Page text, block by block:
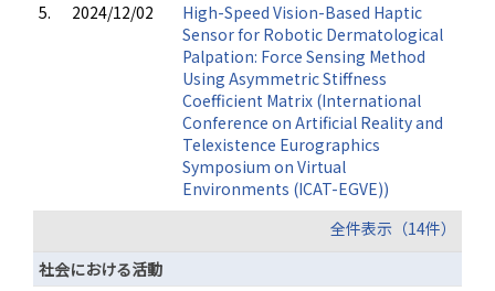
5.
2024/12/02
High-Speed Vision-Based Haptic
Sensor for Robotic Dermatological
Palpation: Force Sensing Method
Using Asymmetric Stiffness
Coefficient Matrix (International
Conference on Artificial Reality and
Telexistence Eurographics
Symposium on Virtual
Environments (ICAT-EGVE))
全件表示（14件）
社会における活動